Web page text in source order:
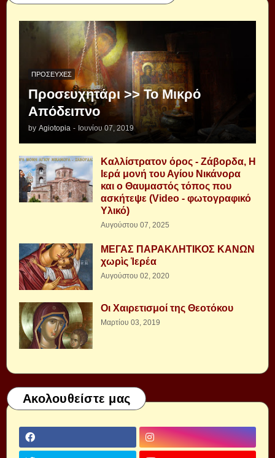
ΠΡΟΣΕΥΧΈΣ
Προσευχητάρι >> Το Μικρό
Απόδειπνο
by Agiotopia - Ιουνίου 07, 2019
Καλλίστρατον όρος - Ζάβορδα, Η
Ιερά μονή του Αγίου Νικάνορα
και ο Θαυμαστός τόπος που
ασκήτεψε (Video - φωτογραφικό
Υλικό)
Αυγούστου 07, 2025
ΜΕΓΑΣ ΠΑΡΑΚΛΗΤΙΚΟΣ ΚΑΝΩΝ
χωρὶς Ἱερέα
Αυγούστου 02, 2020
Οι Χαιρετισμοί της Θεοτόκου
Μαρτίου 03, 2019
Ακολουθείστε μας